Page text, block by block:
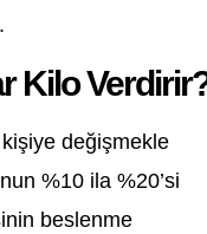
Kilo
değişmekle
%10 ila %20’si
beslenme